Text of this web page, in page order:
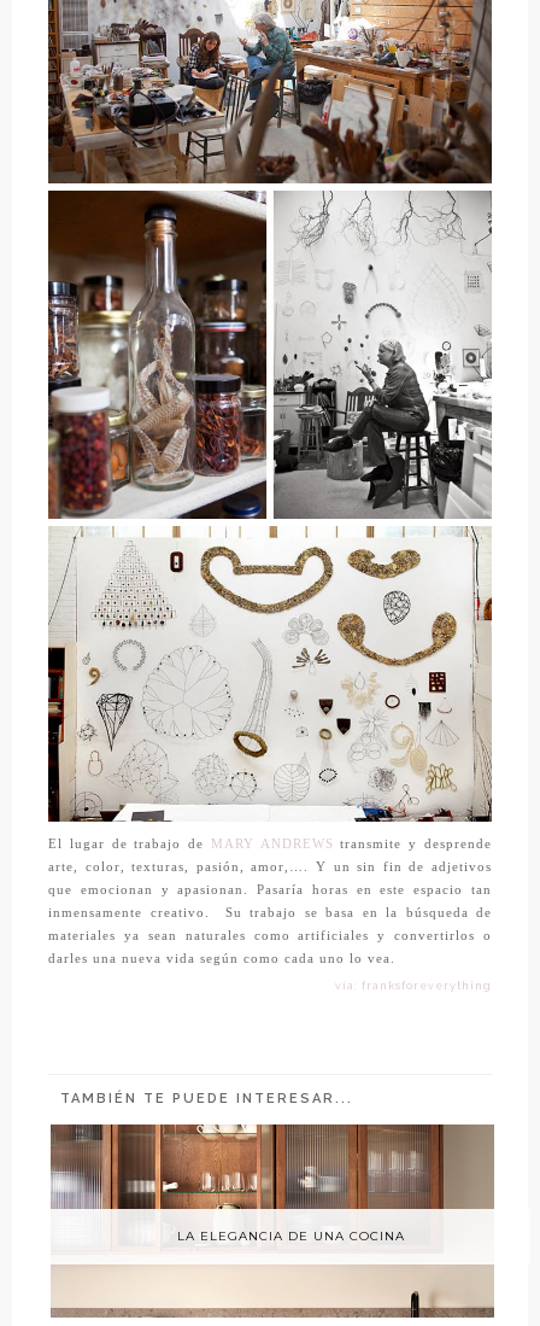
El lugar de trabajo de MARY ANDREWS
transmite y desprende
arte, color, texturas, pasión, amor,…. Y un sin fin de adjetivos
que emocionan y apasionan. Pasaría horas en este espacio tan
inmensamente creativo. Su trabajo se basa en la búsqueda de
materiales ya sean naturales como artificiales y convertirlos o
darles una nueva vida según como cada uno lo vea.
vía: franksforeverything
TAMBIÉN TE PUEDE INTERESAR...
LA ELEGANCIA DE UNA COCINA